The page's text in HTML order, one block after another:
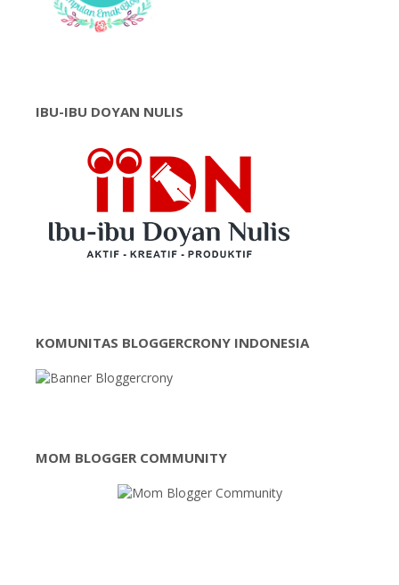
IBU-IBU DOYAN NULIS
KOMUNITAS BLOGGERCRONY INDONESIA
MOM BLOGGER COMMUNITY